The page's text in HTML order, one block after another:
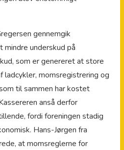
gennemgik
underskud på
som er genereret at store
momsregistrering og
til sammen har kostet
anså derfor
fordi foreningen stadig
Hans-Jørgen fra
at momsreglerne for